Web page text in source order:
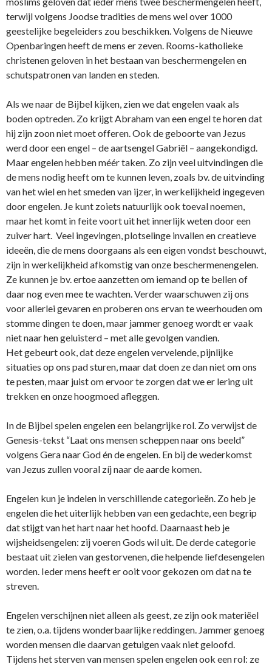
terwijl volgens Joodse tradities de mens wel over 1000
geestelijke begeleiders zou beschikken. Volgens de Nieuwe
Openbaringen heeft de mens er zeven. Rooms-katholieke
christenen geloven in het bestaan van beschermengelen en
schutspatronen van landen en steden.
Als we naar de Bijbel kijken, zien we dat engelen vaak als
boden optreden. Zo krijgt Abraham van een engel te horen dat
hij zijn zoon niet moet offeren. Ook de geboorte van Jezus
werd door een engel – de aartsengel Gabriël – aangekondigd.
Maar engelen hebben méér taken. Zo zijn veel uitvindingen die
de mens nodig heeft om te kunnen leven, zoals bv. de uitvinding
van het wiel en het smeden van ijzer, in werkelijkheid ingegeven
door engelen. Je kunt zoiets natuurlijk ook toeval noemen,
maar het komt in feite voort uit het innerlijk weten door een
zuiver hart. Veel ingevingen, plotselinge invallen en creatieve
ideeën, die de mens doorgaans als een eigen vondst beschouwt,
zijn in werkelijkheid afkomstig van o­nze beschermenengelen.
Ze kunnen je bv. ertoe aanzetten om iemand op te bellen of
daar nog even mee te wachten. Verder waarschuwen zij o­ns
voor allerlei gevaren en proberen o­ns ervan te weerhouden om
stomme dingen te doen, maar jammer genoeg wordt er vaak
niet naar hen geluisterd – met alle gevolgen vandien.
Het gebeurt ook, dat deze engelen vervelende, pijnlijke
situaties op o­ns pad sturen, maar dat doen ze dan niet om o­ns
te pesten, maar juist om ervoor te zorgen dat we er lering uit
trekken en o­nze hoogmoed afleggen.
In de Bijbel spelen engelen een belangrijke rol. Zo verwijst de
Genesis-tekst “Laat o­ns mensen scheppen naar o­ns beeld”
volgens Gera naar God én de engelen. En bij de wederkomst
van Jezus zullen vooral zíj naar de aarde komen.
Engelen kun je indelen in verschillende categorieën. Zo heb je
engelen die het uiterlijk hebben van een gedachte, een begrip
dat stijgt van het hart naar het hoofd. Daarnaast heb je
wijsheidsengelen: zij voeren Gods wil uit. De derde categorie
bestaat uit zielen van gestorvenen, die helpende liefdesengelen
worden. Ieder mens heeft er ooit voor gekozen om dat na te
streven.
Engelen verschijnen niet alleen als geest, ze zijn ook materiëel
te zien, o.a. tijdens wonderbaarlijke reddingen. Jammer genoeg
worden mensen die daarvan getuigen vaak niet geloofd.
Tijdens het sterven van mensen spelen engelen ook een rol: ze